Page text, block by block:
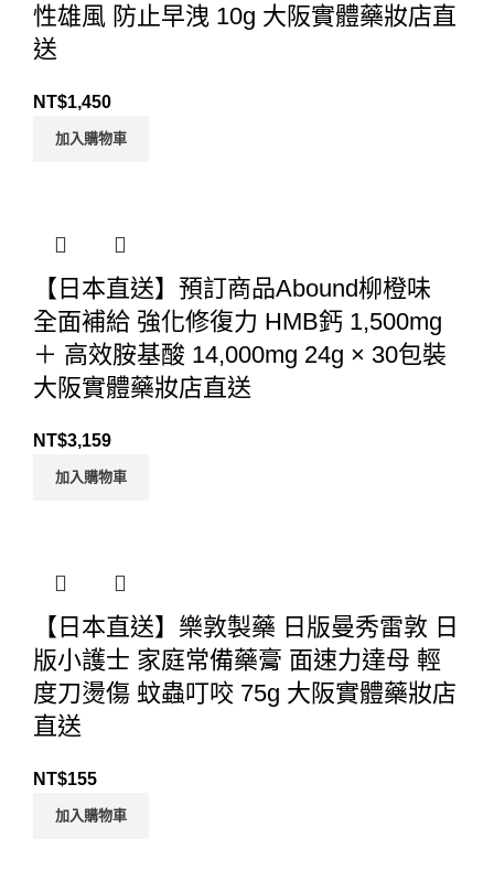
性雄風 防止早洩 10g 大阪實體藥妝店直
送
NT$1,450
加入購物車
【日本直送】預訂商品Abound柳橙味
全面補給 強化修復力 HMB鈣 1,500mg
＋ 高效胺基酸 14,000mg 24g × 30包裝
大阪實體藥妝店直送
NT$3,159
加入購物車
【日本直送】樂敦製藥 日版曼秀雷敦 日
版小護士 家庭常備藥膏 面速力達母 輕
度刀燙傷 蚊蟲叮咬 75g 大阪實體藥妝店
直送
NT$155
加入購物車